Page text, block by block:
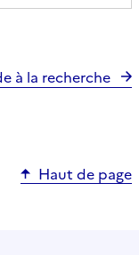
à la recherche
Haut de page